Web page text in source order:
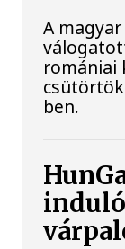
A
romániai
ben.